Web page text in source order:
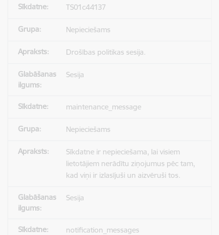
TS01c44137
Nepieciešams
Drošības politikas sesija.
Sesija
maintenance_message
Nepieciešams
Sīkdatne ir nepieciešama, lai visiem
lietotājiem nerādītu ziņojumus pēc tam,
kad viņi ir izlasījuši un aizvēruši tos.
Sesija
notification_messages